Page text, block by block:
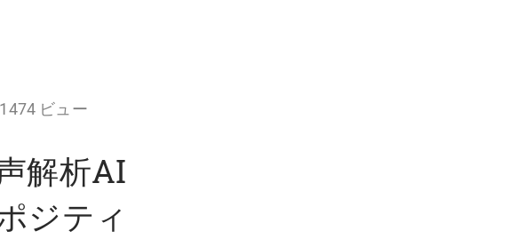
1474 ビュー
解析AI
ジティ